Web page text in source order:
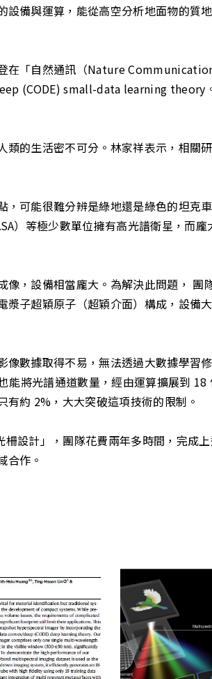
備與運算，能從高空分析地面物的質
在「自然通訊（Nature
small-data learning theory。
的生活密不可分。林家祥表示，相關
可能很難分辨是綠地還是綠色的坦克
）等極少數單位擁有高光譜衛星，而
，設備相當龐大。為解決此問題， 團
子超穎原子（超穎介面）構成，設備
數據取得不易，無法透過大數據學習
將光譜通道數量，經由運算擴展到
約 2%，大大突破這項技術的限制。
設計」，團隊花費兩年多時間，完成
合作。